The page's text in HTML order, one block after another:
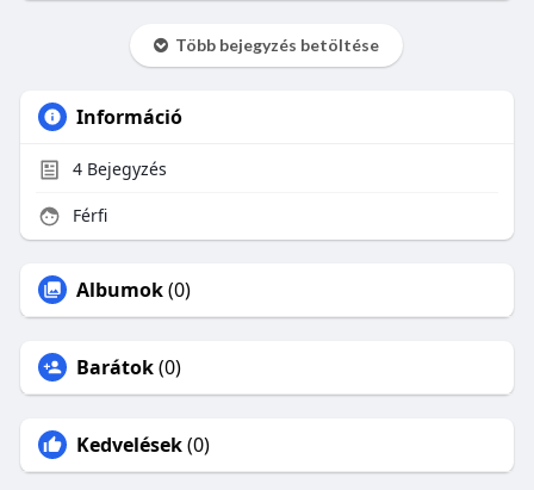
Több bejegyzés betöltése
Információ
4Bejegyzés
Férfi
Albumok(0)
Barátok(0)
Kedvelések(0)